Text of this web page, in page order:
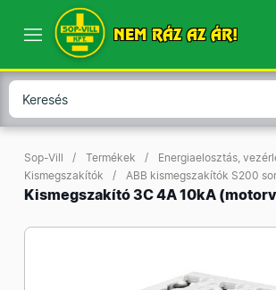
NEM RÁZ AZ ÁR!
Sop-Vill Termékek
Energiaelosztás,
Kismegszakítók
ABB kismegszakítók S200
Kismegszakító 3C 4A 10kA